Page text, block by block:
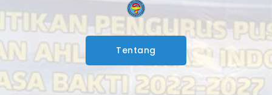
Tentang